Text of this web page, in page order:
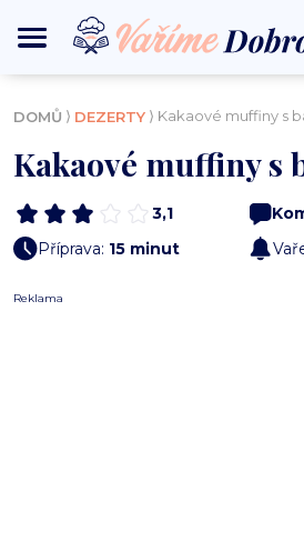
DOMŮ ⟩ DEZERTY ⟩ Kakaové muffiny s
Kakaové muffiny s
3,1
Příprava: 15 minut
Reklama